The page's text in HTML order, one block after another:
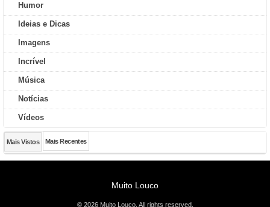
Humor
Ideias e Dicas
Imagens
Incrível
Música
Notícias
Vídeos
Mais Vistos Mais Recentes
Muito Louco
© 2026 Muito Louco. All rights reserved.